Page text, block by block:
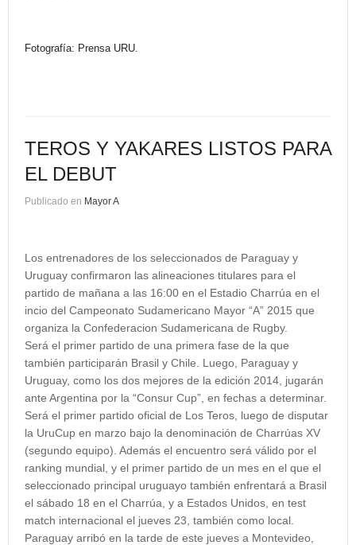
Fotografía: Prensa URU.
TEROS Y YAKARES LISTOS PARA
EL DEBUT
Publicado en Mayor A
Los entrenadores de los seleccionados de Paraguay y
Uruguay confirmaron las alineaciones titulares para el
partido de mañana a las 16:00 en el Estadio Charrúa en el
incio del Campeonato Sudamericano Mayor “A” 2015 que
organiza la Confederacion Sudamericana de Rugby.
Será el primer partido de una primera fase de la que
también participarán Brasil y Chile. Luego, Paraguay y
Uruguay, como los dos mejores de la edición 2014, jugarán
ante Argentina por la “Consur Cup”, en fechas a determinar.
Será el primer partido oficial de Los Teros, luego de disputar
la UruCup en marzo bajo la denominación de Charrúas XV
(segundo equipo). Además el encuentro será válido por el
ranking mundial, y el primer partido de un mes en el que el
seleccionado principal uruguayo también enfrentará a Brasil
el sábado 18 en el Charrúa, y a Estados Unidos, en test
match internacional el jueves 23, también como local.
Paraguay arribó en la tarde de este jueves a Montevideo,